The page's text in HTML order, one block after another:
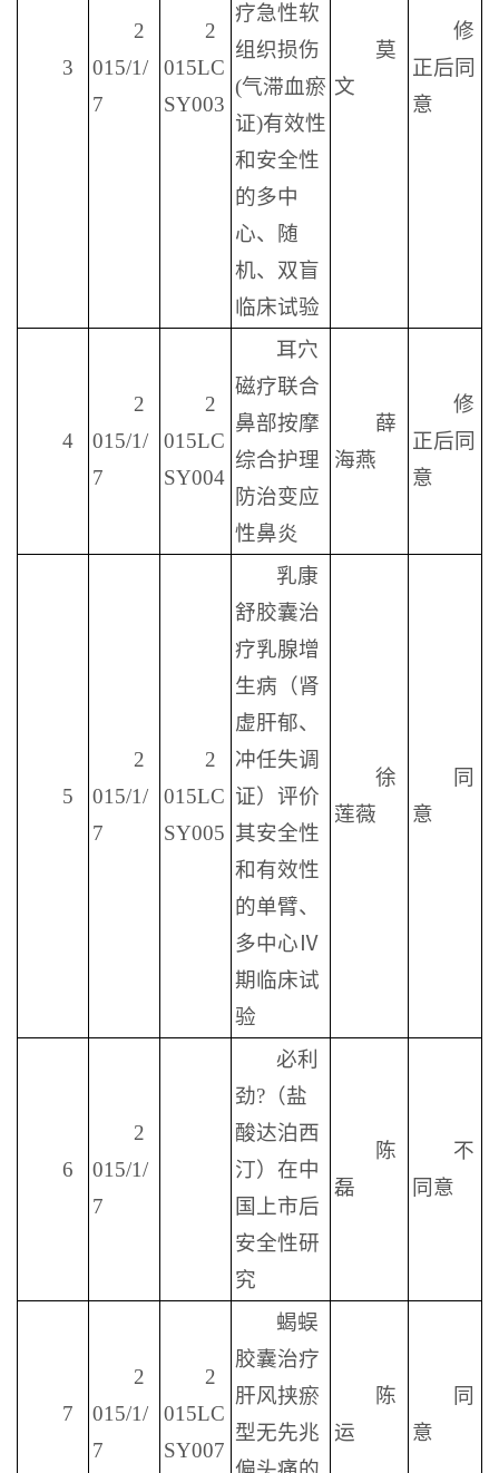
3
2
015/1/
7
2
015LC
SY003
疗急性软
组织损伤
(气滞血瘀
证)有效性
和安全性
的多中
心、随
机、双盲
临床试验
莫
文
修
正后同
意
4
2
015/1/
7
2
015LC
SY004
耳穴
磁疗联合
鼻部按摩
综合护理
防治变应
性鼻炎
薛
海燕
修
正后同
意
5
2
015/1/
7
2
015LC
SY005
乳康
舒胶囊治
疗乳腺增
生病（肾
虚肝郁、
冲任失调
证）评价
其安全性
和有效性
的单臂、
多中心Ⅳ
期临床试
验
徐
莲薇
同
意
6
2
015/1/
7
必利
劲?（盐
酸达泊西
汀）在中
国上市后
安全性研
究
陈
磊
不
同意
7
2
015/1/
7
2
015LC
SY007
蝎蜈
胶囊治疗
肝风挟瘀
型无先兆
陈
运
同
意